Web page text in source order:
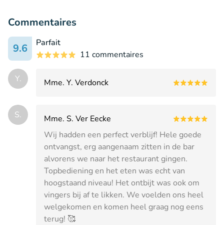
Commentaires
9.6
Parfait
11 commentaires
Y. Mme. Y. Verdonck
S.
Mme. S. Ver Eecke
Wij hadden een perfect verblijf! Hele goede
ontvangst, erg aangenaam zitten in de bar
alvorens we naar het restaurant gingen.
Topbediening en het eten was echt van
hoogstaand niveau! Het ontbijt was ook om
vingers bij af te likken. We voelden ons heel
welgekomen en komen heel graag nog eens
terug! 🥰